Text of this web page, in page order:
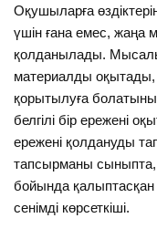
Оқушыларға
үшін ғана емес, жаңа
қолданылады.
материалды
қорытылуға
белгілі бір ережені
ережені қолдануды
тапсырманы сыныпта,
бойында қалыптасқан
сенімді көрсеткіші.